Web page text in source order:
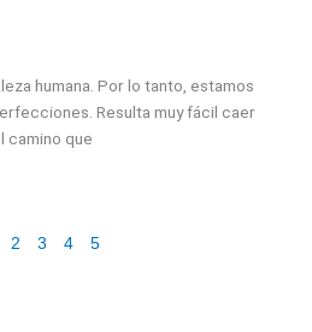
humana. Por lo tanto, estamos
Resulta muy fácil caer
camino que
2 3 4 5